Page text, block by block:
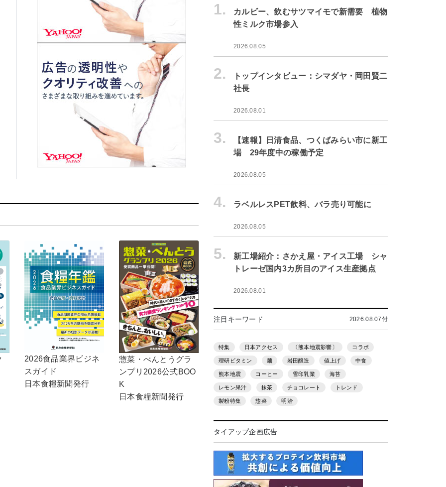
2026食品業界ビジネ
スガイド
日本食糧新聞発行
惣菜・べんとうグラ
ンプリ2026公式BOO
K
日本食糧新聞発行
1.
カルビー、飲むサツマイモで新需要 植物
性ミルク市場参入
2026.08.05
2.
トップインタビュー：シマダヤ・岡田賢二
社長
2026.08.01
3.
【速報】日清食品、つくばみらい市に新工
場 29年度中の稼働予定
2026.08.05
4. ラベルレスPET飲料、バラ売り可能に
2026.08.05
5.
新工場紹介：さかえ屋・アイス工場 シャ
トレーゼ国内3カ所目のアイス生産拠点
2026.08.01
注目キーワード 2026.08.07付
特集 日本アクセス 〔熊本地震影響〕 コラボ
理研ビタミン 麺 岩田醸造 値上げ 中食
熊本地震 コーヒー 雪印乳業 海苔
レモン果汁 抹茶 チョコレート トレンド
製粉特集 惣菜 明治
タイアップ企画広告